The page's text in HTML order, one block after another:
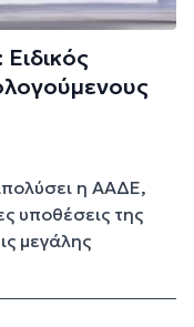
η ΑΑΔΕ,
υποθέσεις της
μεγάλης